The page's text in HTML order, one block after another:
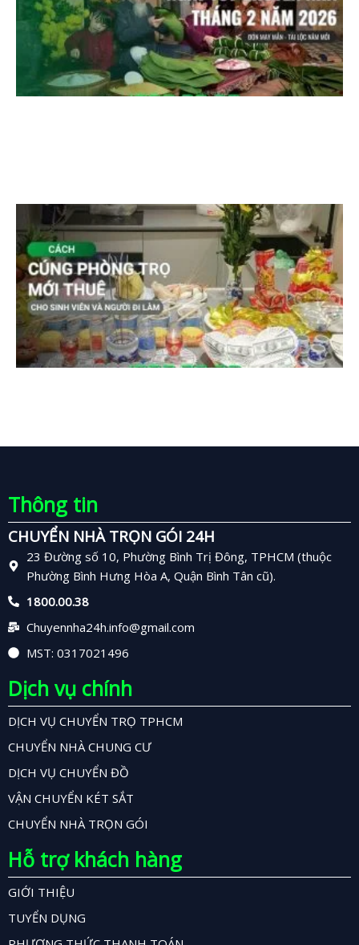
Thông tin
CHUYỂN NHÀ TRỌN GÓI 24H
23 Đường số 10, Phường Bình Trị Đông, TPHCM (thuộc
Phường Bình Hưng Hòa A, Quận Bình Tân cũ).
1800.00.38
Chuyennha24h.info@gmail.com
MST: 0317021496
Dịch vụ chính
DỊCH VỤ CHUYỂN TRỌ TPHCM
CHUYỂN NHÀ CHUNG CƯ
DỊCH VỤ CHUYỂN ĐỒ
VẬN CHUYỂN KÉT SẮT
CHUYỂN NHÀ TRỌN GÓI
Hỗ trợ khách hàng
GIỚI THIỆU
TUYỂN DỤNG